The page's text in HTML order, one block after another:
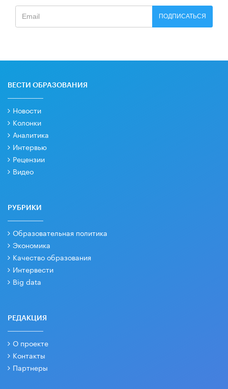
ПОДПИСАТЬСЯ
ВЕСТИ ОБРАЗОВАНИЯ
Новости
Колонки
Аналитика
Интервью
Рецензии
Видео
РУБРИКИ
Образовательная политика
Экономика
Качество образования
Интервести
Big data
РЕДАКЦИЯ
О проекте
Контакты
Партнеры